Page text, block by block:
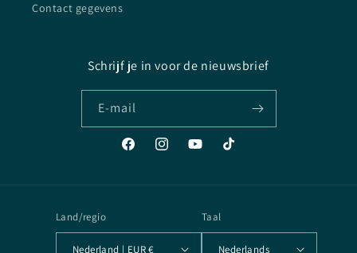
Contact gegevens
Schrijf je in voor de nieuwsbrief
E‑mail
FacebookInstagramYouTubeTikTok
Land/regio
Nederland | EUR €
Taal
Nederlands